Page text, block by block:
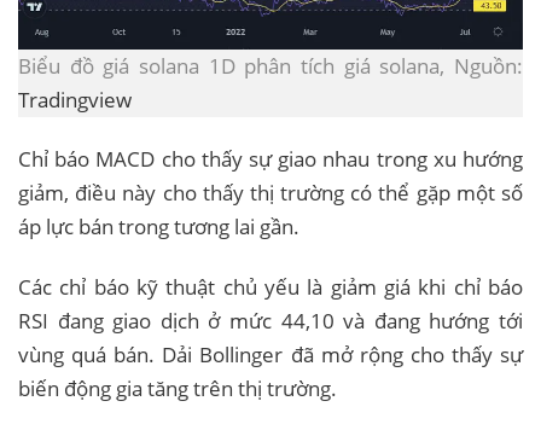
Biểu đồ giá solana 1D phân tích giá solana, Nguồn:
Tradingview
Chỉ báo MACD cho thấy sự giao nhau trong xu hướng
giảm, điều này cho thấy thị trường có thể gặp một số
áp lực bán trong tương lai gần.
Các chỉ báo kỹ thuật chủ yếu là giảm giá khi chỉ báo
RSI đang giao dịch ở mức 44,10 và đang hướng tới
vùng quá bán. Dải Bollinger đã mở rộng cho thấy sự
biến động gia tăng trên thị trường.